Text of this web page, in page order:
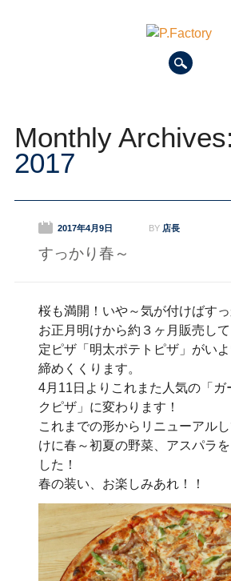
Monthly Archives:
2017
2017年4月9日 BY 店長
すっかり春～
桜も満開！いや～気が付けばすっ
お正月明けから約３ヶ月販売し
定ピザ「明太ポテトピザ」がい
締めくくります。
4月11日よりこれまた人気の「ガ
クピザ」に変わります！
これまでの形からリニューアル
けに春～初夏の野菜、アスパラ
した！
春の装い、お楽しみあれ！！